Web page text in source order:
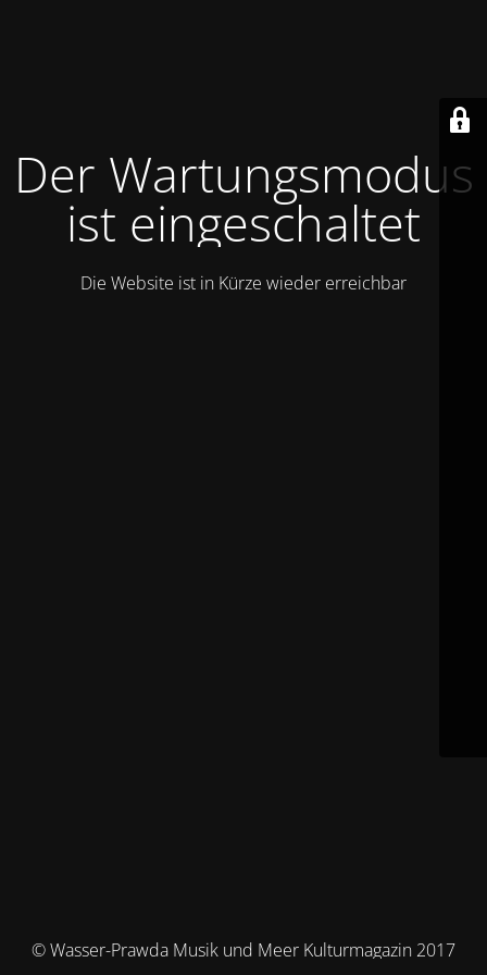
Der Wartungsmodus
ist eingeschaltet
Die Website ist in Kürze wieder erreichbar
© Wasser-Prawda Musik und Meer Kulturmagazin 2017